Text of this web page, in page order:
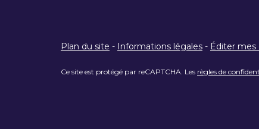
Plan du site - Informations légales - Éditer mes
Ce site est protégé par reCAPTCHA. Les règles de